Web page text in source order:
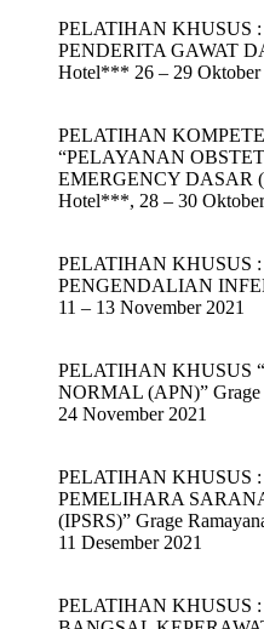
PELATIHAN KHUSUS
PENDERITA GAWAT
Hotel*** 26 – 29 Oktober
PELATIHAN
“PELAYANAN
EMERGENCY DASAR
Hotel***, 28 – 30
PELATIHAN KHUSUS
PENGENDALIAN
11 – 13 November 2021
PELATIHAN KHUSUS
NORMAL (APN)”
24 November 2021
PELATIHAN KHUSUS
PEMELIHARA
(IPSRS)” Grage
11 Desember 2021
PELATIHAN KHUSUS